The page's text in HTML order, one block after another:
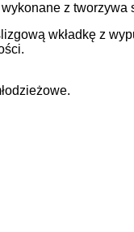
z tworzywa
wkładkę z